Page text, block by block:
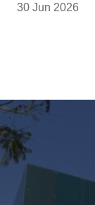
30 Jun 2026